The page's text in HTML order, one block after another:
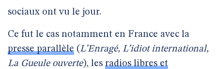
sociaux ont vu le jour.
Ce fut le cas notamment en France avec la
presse parallèle (L’Enragé, L’idiot international,
La Gueule ouverte), les radios libres et